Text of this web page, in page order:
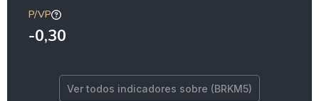
P/VP
-0,30
Ver todos indicadores sobre (BRKM5)